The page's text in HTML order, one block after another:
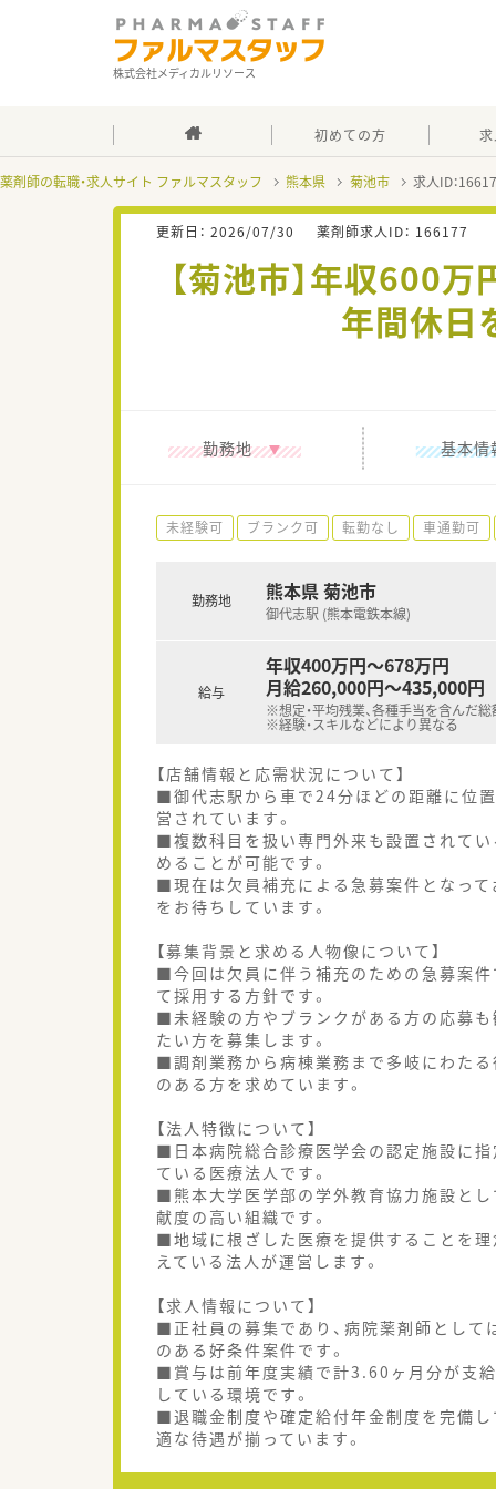
株式会社メディカルリソース
初めての方
薬剤師の転職・求人サイト ファルマスタッフ 熊本県 菊池市 求人ID：
更新日： 2026/07/30 薬剤師求人ID： 166177
【菊池市】年収600
年間休日
勤務地 基本情
未経験可 ブランク可 転勤なし 車通勤可
勤務地 熊本県 菊池市
御代志駅 (熊本電鉄本線)
給与
年収400万円～678万円
月給260,000円～435,000円
※想定・平均残業、各種手当を含んだ総
※経験・スキルなどにより異なる
【店舗情報と応需状況について】
■御代志駅から車で24分ほどの距離に位
営されています。
■複数科目を扱い専門外来も設置されて
めることが可能です。
■現在は欠員補充による急募案件となっ
をお待ちしています。
【募集背景と求める人物像について】
■今回は欠員に伴う補充のための急募案
て採用する方針です。
■未経験の方やブランクがある方の応募
たい方を募集します。
■調剤業務から病棟業務まで多岐にわた
のある方を求めています。
【法人特徴について】
■日本病院総合診療医学会の認定施設に
ている医療法人です。
■熊本大学医学部の学外教育協力施設と
献度の高い組織です。
■地域に根ざした医療を提供することを
えている法人が運営します。
【求人情報について】
■正社員の募集であり、病院薬剤師とし
のある好条件案件です。
■賞与は前年度実績で計3.60ヶ月分が支
している環境です。
■退職金制度や確定給付年金制度を完備
適な待遇が揃っています。